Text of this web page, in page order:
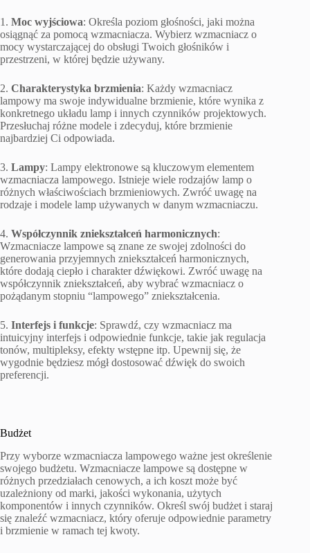
1. Moc wyjściowa: Określa poziom głośności, jaki można
osiągnąć za pomocą wzmacniacza. Wybierz wzmacniacz o
mocy wystarczającej do obsługi Twoich głośników i
przestrzeni, w której będzie używany.
2. Charakterystyka brzmienia: Każdy wzmacniacz
lampowy ma swoje indywidualne brzmienie, które wynika z
konkretnego układu lamp i innych czynników projektowych.
Przesłuchaj różne modele i zdecyduj, które brzmienie
najbardziej Ci odpowiada.
3. Lampy: Lampy elektronowe są kluczowym elementem
wzmacniacza lampowego. Istnieje wiele rodzajów lamp o
różnych właściwościach brzmieniowych. Zwróć uwagę na
rodzaje i modele lamp używanych w danym wzmacniaczu.
4. Współczynnik zniekształceń harmonicznych:
Wzmacniacze lampowe są znane ze swojej zdolności do
generowania przyjemnych zniekształceń harmonicznych,
które dodają ciepło i charakter dźwiękowi. Zwróć uwagę na
współczynnik zniekształceń, aby wybrać wzmacniacz o
pożądanym stopniu “lampowego” zniekształcenia.
5. Interfejs i funkcje: Sprawdź, czy wzmacniacz ma
intuicyjny interfejs i odpowiednie funkcje, takie jak regulacja
tonów, multipleksy, efekty wstępne itp. Upewnij się, że
wygodnie będziesz mógł dostosować dźwięk do swoich
preferencji.
Budżet
Przy wyborze wzmacniacza lampowego ważne jest określenie
swojego budżetu. Wzmacniacze lampowe są dostępne w
różnych przedziałach cenowych, a ich koszt może być
uzależniony od marki, jakości wykonania, użytych
komponentów i innych czynników. Określ swój budżet i staraj
się znaleźć wzmacniacz, który oferuje odpowiednie parametry
i brzmienie w ramach tej kwoty.